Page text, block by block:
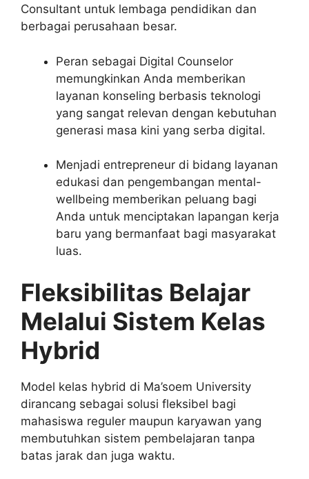
Consultant untuk lembaga pendidikan dan
berbagai perusahaan besar.
Peran sebagai Digital Counselor
memungkinkan Anda memberikan
layanan konseling berbasis teknologi
yang sangat relevan dengan kebutuhan
generasi masa kini yang serba digital.
Menjadi entrepreneur di bidang layanan
edukasi dan pengembangan mental-
wellbeing memberikan peluang bagi
Anda untuk menciptakan lapangan kerja
baru yang bermanfaat bagi masyarakat
luas.
Fleksibilitas Belajar
Melalui Sistem Kelas
Hybrid
Model kelas hybrid di Ma’soem University
dirancang sebagai solusi fleksibel bagi
mahasiswa reguler maupun karyawan yang
membutuhkan sistem pembelajaran tanpa
batas jarak dan juga waktu.